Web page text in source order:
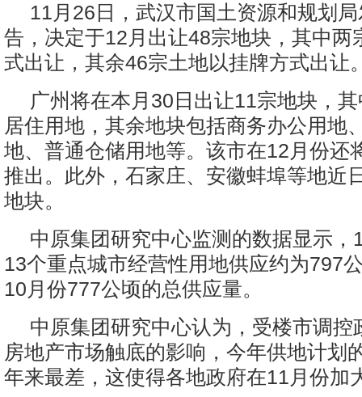
11月26日，武汉市国土资源和规划
告，决定于12月出让48宗地块，其中两
式出让，其余46宗土地以挂牌方式出让
广州将在本月30日出让11宗地块，
居住用地，其余地块包括商务办公用地
地、普通仓储用地等。该市在12月份还
推出。此外，石家庄、安徽蚌埠等地近
地块。
中原集团研究中心监测的数据显示，
13个重点城市经营性用地供应约为797
10月份777公顷的总供应量。
中原集团研究中心认为，受楼市调控
房地产市场触底的影响，今年供地计划
年来最差，这使得各地政府在11月份加